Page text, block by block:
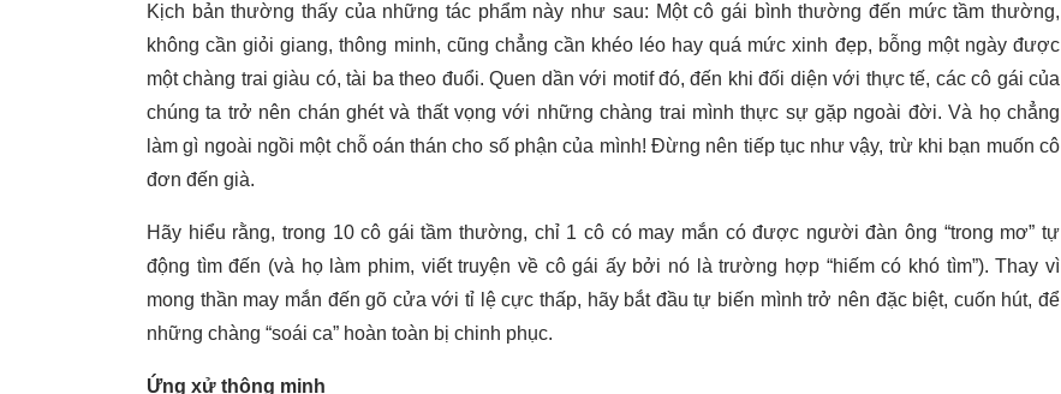
Kịch bản thường thấy của những tác phẩm này như sau: Một cô gái bình thường đến mức tầm thường,
không cần giỏi giang, thông minh, cũng chẳng cần khéo léo hay quá mức xinh đẹp, bỗng một ngày được
một chàng trai giàu có, tài ba theo đuổi. Quen dần với motif đó, đến khi đối diện với thực tế, các cô gái của
chúng ta trở nên chán ghét và thất vọng với những chàng trai mình thực sự gặp ngoài đời. Và họ chẳng
làm gì ngoài ngồi một chỗ oán thán cho số phận của mình! Đừng nên tiếp tục như vậy, trừ khi bạn muốn cô
đơn đến già.
Hãy hiểu rằng, trong 10 cô gái tầm thường, chỉ 1 cô có may mắn có được người đàn ông “trong mơ” tự
động tìm đến (và họ làm phim, viết truyện về cô gái ấy bởi nó là trường hợp “hiếm có khó tìm”). Thay vì
mong thần may mắn đến gõ cửa với tỉ lệ cực thấp, hãy bắt đầu tự biến mình trở nên đặc biệt, cuốn hút, để
những chàng “soái ca” hoàn toàn bị chinh phục.
Ứng xử thông minh